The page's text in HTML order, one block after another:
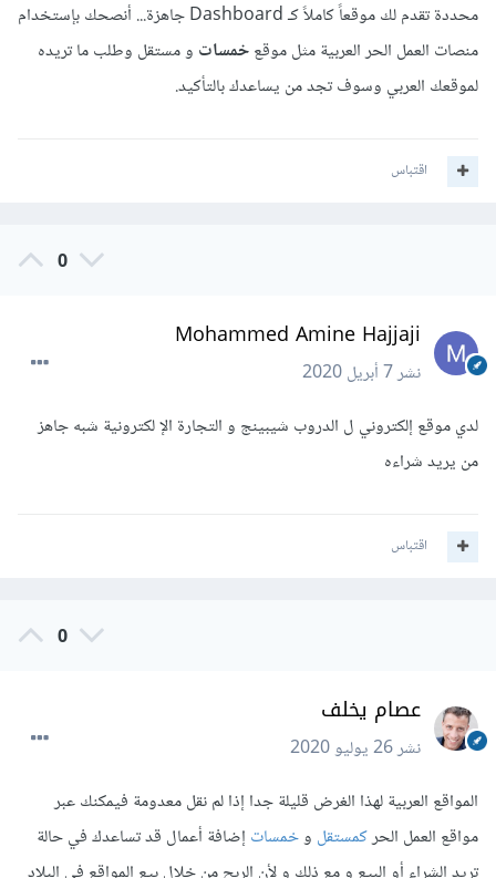
محددة تقدم لك موقعاً كاملاً كـ Dashboard جاهزة... أنصحك بإستخدام
منصات العمل الحر العربية مثل موقعخمسات و مستقل وطلب ما تريده
لموقعك العربي وسوف تجد من يساعدك بالتأكيد.
اقتباس
0
Mohammed Amine Hajjaji
نشر7 أبريل 2020
لدي موقع إلكتروني ل الدروب شيبينج و التجارة الإ لكترونية شبه جاهز
من يريد شراءه
اقتباس
0
عصام يخلف
نشر26 يوليو 2020
المواقع العربية لهذا الغرض قليلة جدا إذا لم نقل معدومة فيمكنك عبر
مواقع العمل الحركمستقلوخمساتإضافة أعمال قد تساعدك في حالة